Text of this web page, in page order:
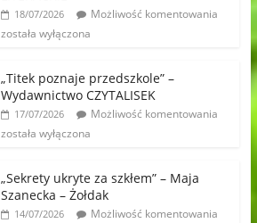
18/07/2026
Możliwość komentowania
została wyłączona
„Titek poznaje przedszkole” –
Wydawnictwo CZYTALISEK
17/07/2026
Możliwość komentowania
została wyłączona
„Sekrety ukryte za szkłem” – Maja
Szanecka – Żołdak
14/07/2026
Możliwość komentowania